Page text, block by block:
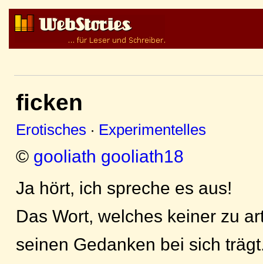
ficken
Erotisches · Experimentelles
© gooliath gooliath18
Ja hört, ich spreche es aus!
Das Wort, welches keiner zu
seinen Gedanken bei sich